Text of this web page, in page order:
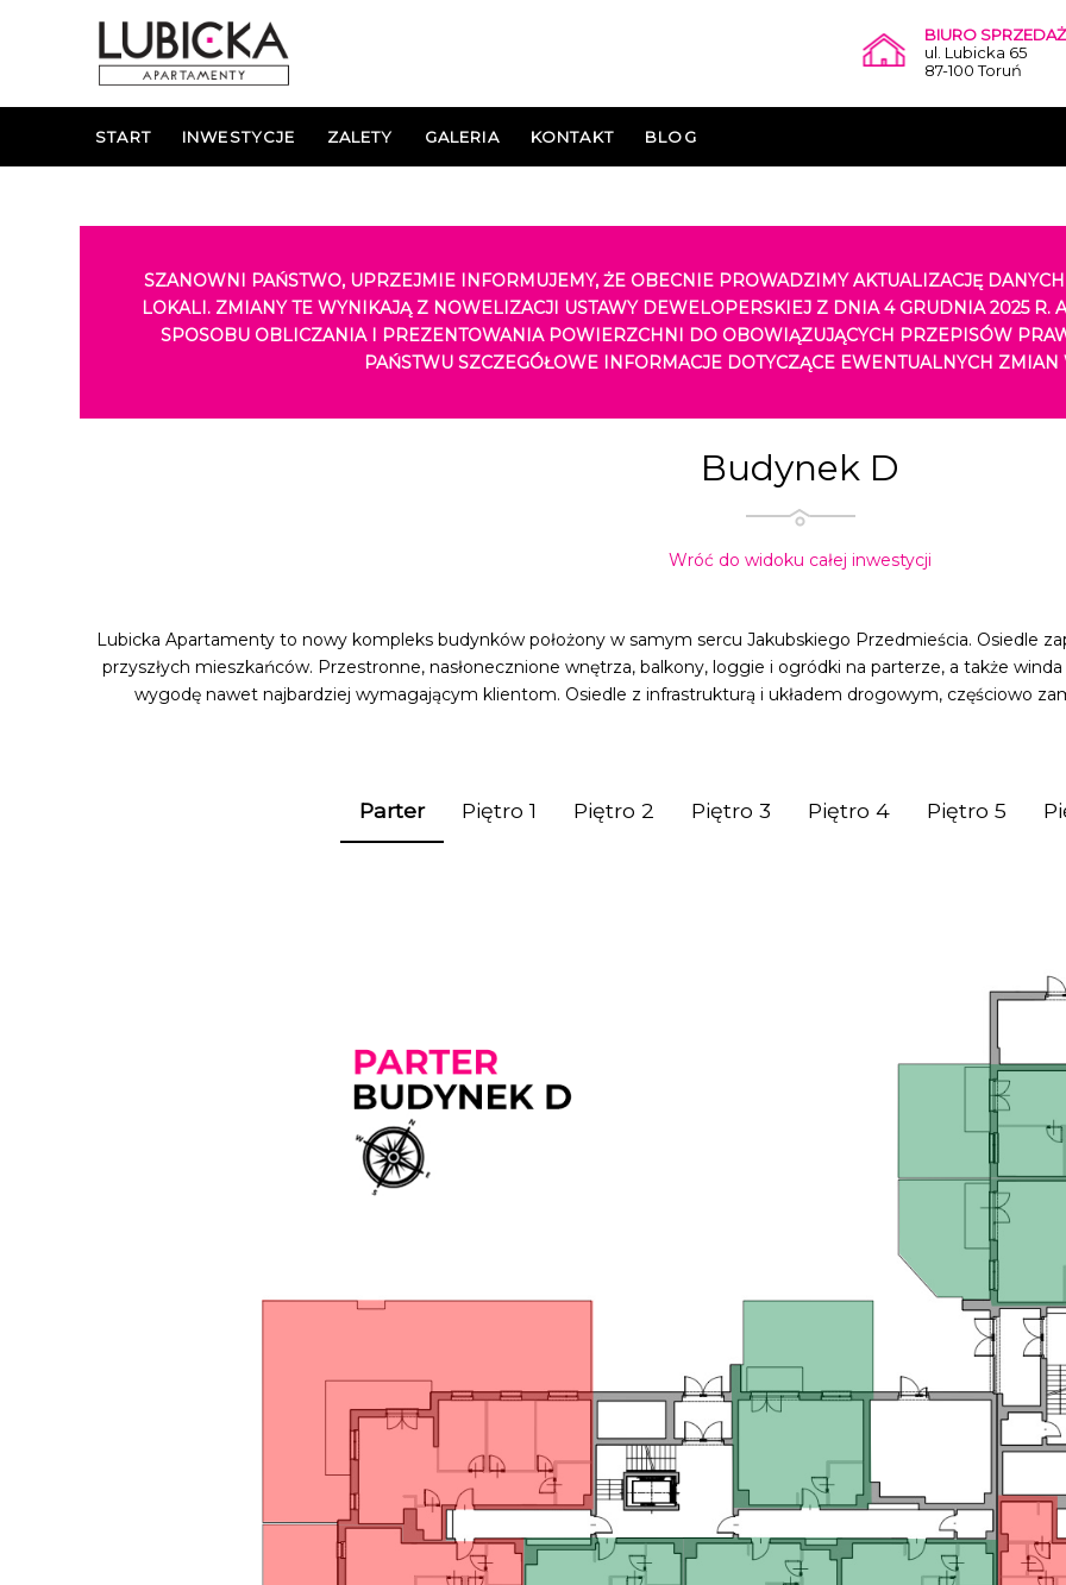
BIURO
ul. Lubicka 65
87-100 Toruń
START INWESTYCJE ZALETY GALERIA KONTAKT BLOG
SZANOWNI PAŃSTWO, UPRZEJMIE INFORMUJEMY, ŻE OBECNIE PROWADZIMY AKTUALIZACJĘ
LOKALI. ZMIANY TE WYNIKAJĄ Z NOWELIZACJI USTAWY DEWELOPERSKIEJ Z DNIA 4 GRUDNIA 2025 R.
SPOSOBU OBLICZANIA I PREZENTOWANIA POWIERZCHNI DO OBOWIĄZUJĄCYCH PRZEPISÓW
PAŃSTWU SZCZEGÓŁOWE INFORMACJE DOTYCZĄCE EWENTUALNYCH
Budynek D
Wróć do widoku całej inwestycji
Lubicka Apartamenty to nowy kompleks budynków położony w samym sercu Jakubskiego Przedmieścia. Osiedle
przyszłych mieszkańców. Przestronne, nasłonecznione wnętrza, balkony, loggie i ogródki na parterze, a także
wygodę nawet najbardziej wymagającym klientom. Osiedle z infrastrukturą i układem drogowym, częściowo
Parter Piętro 1 Piętro 2 Piętro 3 Piętro 4 Piętro 5